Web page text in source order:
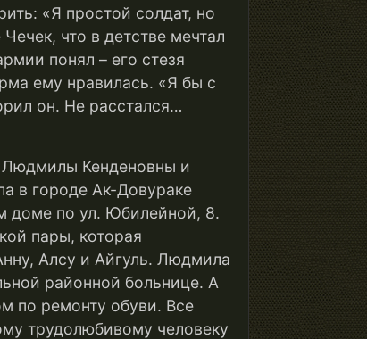
«Я простой солдат, но
что в детстве мечтал
понял – его стезя
ему нравилась. «Я бы с
он. Не расстался…
Кенденовны и
в городе Ак-Довураке
доме по ул. Юбилейной, 8.
пары, которая
Алсу и Айгуль. Людмила
районной больнице. А
по ремонту обуви. Все
трудолюбивому человеку